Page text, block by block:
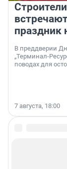
праздник
В преддверии
„Терминал-
поводах для
7 августа, 18:00